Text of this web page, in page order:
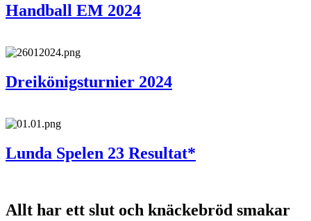
Handball EM 2024
Dreikönigsturnier 2024
Lunda Spelen 23 Resultat*
Allt har ett slut och knäckebröd smakar